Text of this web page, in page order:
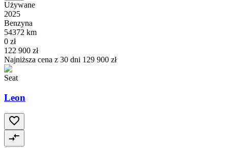
Używane
2025
Benzyna
54372 km
0 zł
122 900 zł
Najniższa cena z 30 dni 129 900 zł
Seat
Leon